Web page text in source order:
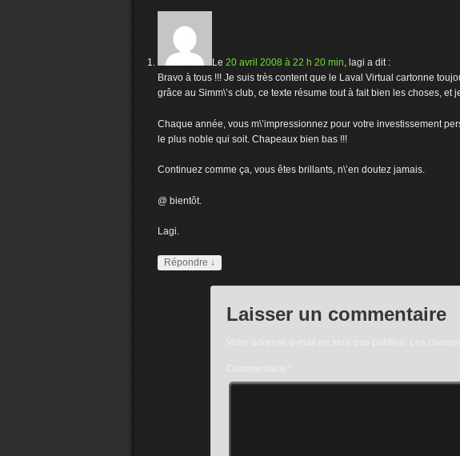
Le 20 avril 2008 à 22 h 20 min, lagi a dit :
Bravo à tous !!! Je suis très content que le Laval Virtual cartonne
grâce au Simm\’s club, ce texte résume tout à fait bien les choses,
Chaque année, vous m\’impressionnez pour votre investissement
le plus noble qui soit. Chapeaux bien bas !!!
Continuez comme ça, vous êtes brillants, n\’en doutez jamais.
@ bientôt.
Lagi.
Répondre ↓
Laisser un commentaire